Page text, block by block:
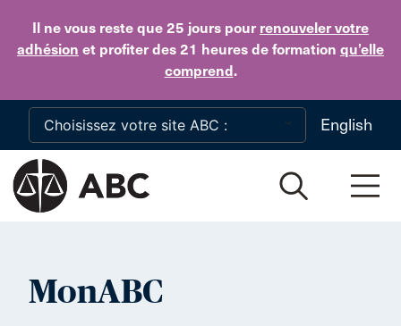
Il ne vous reste que 25 jours pour renouveler votre
adhésion et profiter des 21 heures de formation qu’elle
comprend.
Skip to main content
English
MonABC